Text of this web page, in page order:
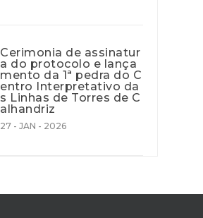
Cerimonia de assinatur
a do protocolo e lança
mento da 1ª pedra do C
entro Interpretativo da
s Linhas de Torres de C
alhandriz
27 - JAN - 2026